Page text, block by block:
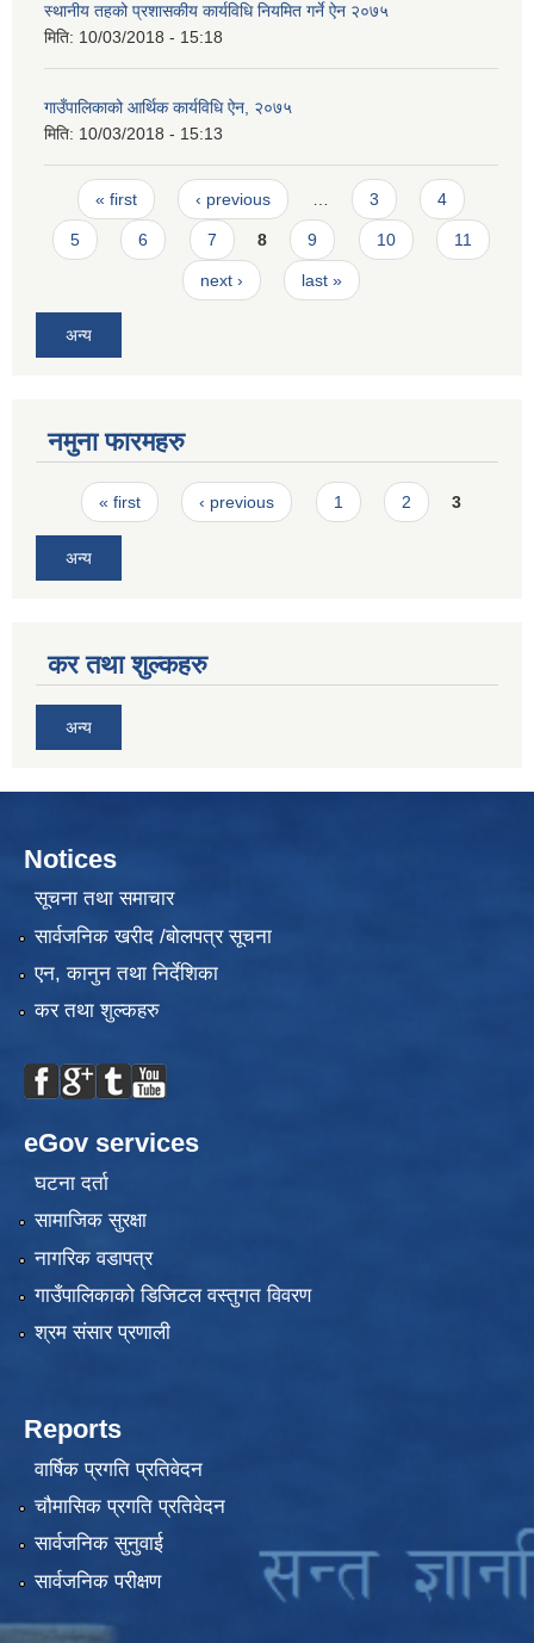
स्थानीय तहको प्रशासकीय कार्यविधि नियमित गर्ने ऐन २०७५
मिति: 10/03/2018 - 15:18
गाउँपालिकाको आर्थिक कार्यविधि ऐन, २०७५
मिति: 10/03/2018 - 15:13
Pages
« first ‹ previous 3 4
5 6 7 8 9 10 11
next › last »
अन्य
नमुना फारमहरु
Pages
« first ‹ previous 1 2 3
अन्य
कर तथा शुल्कहरु
अन्य
Notices
सूचना तथा समाचार
सार्वजनिक खरीद /बोलपत्र सूचना
एन, कानुन तथा निर्देशिका
कर तथा शुल्कहरु
eGov services
घटना दर्ता
सामाजिक सुरक्षा
नागरिक वडापत्र
गाउँपालिकाको डिजिटल वस्तुगत विवरण
श्रम संसार प्रणाली
Reports
वार्षिक प्रगति प्रतिवेदन
चौमासिक प्रगति प्रतिवेदन
सार्वजनिक सुनुवाई
सार्वजनिक परीक्षण